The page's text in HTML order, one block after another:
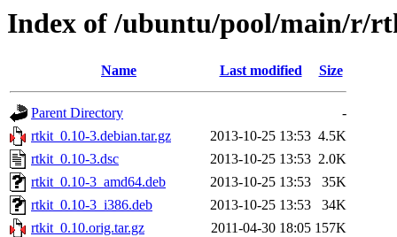
Index of /ubuntu/pool/main/r/
Name Last modified Size
Parent Directory
-
rtkit_0.10-3.debian.tar.gz
2013-10-25 13:53 4.5K
rtkit_0.10-3.dsc
2013-10-25 13:53 2.0K
rtkit_0.10-3_amd64.deb
2013-10-25 13:53
35K
rtkit_0.10-3_i386.deb
2013-10-25 13:53
34K
rtkit_0.10.orig.tar.gz
2011-04-30 18:05 157K